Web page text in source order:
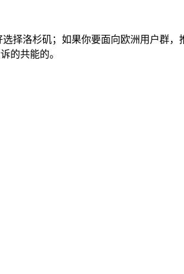
择洛杉矶；如果你要面向欧洲用户群
的共能的。